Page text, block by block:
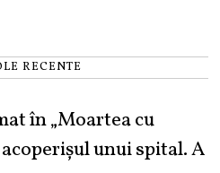
RECENTE
în „Moartea cu
acoperișul unui spital. A